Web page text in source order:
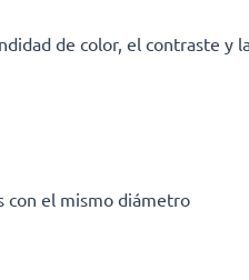
de color, el contraste y
con el mismo diámetro